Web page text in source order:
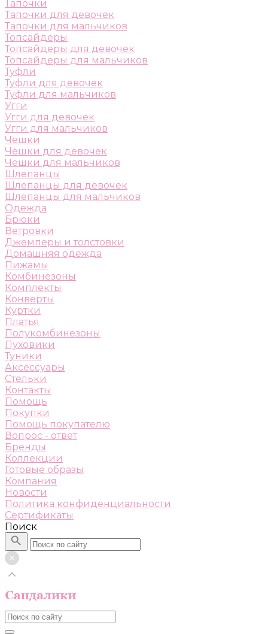
Тапочки
Тапочки для девочек
Тапочки для мальчиков
Топсайдеры
Топсайдеры для девочек
Топсайдеры для мальчиков
Туфли
Туфли для девочек
Туфли для мальчиков
Угги
Угги для девочек
Угги для мальчиков
Чешки
Чешки для девочек
Чешки для мальчиков
Шлепанцы
Шлепанцы для девочек
Шлепанцы для мальчиков
Одежда
Брюки
Ветровки
Джемперы и толстовки
Домашняя одежда
Пижамы
Комбинезоны
Комплекты
Конверты
Куртки
Платья
Полукомбинезоны
Пуховики
Туники
Аксессуары
Стельки
Контакты
Помощь
Покупки
Помощь покупателю
Вопрос - ответ
Бренды
Коллекции
Готовые образы
Компания
Новости
Политика конфиденциальности
Сертификаты
Поиск